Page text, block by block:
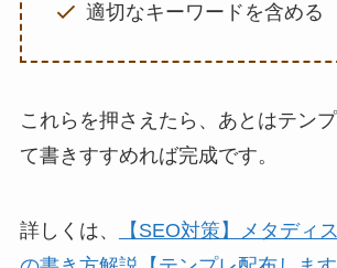
適切なキーワードを含める
これらを押さえたら、あとはテン
て書きすすめれば完成です。
詳しくは、
【SEO対策】メタディ